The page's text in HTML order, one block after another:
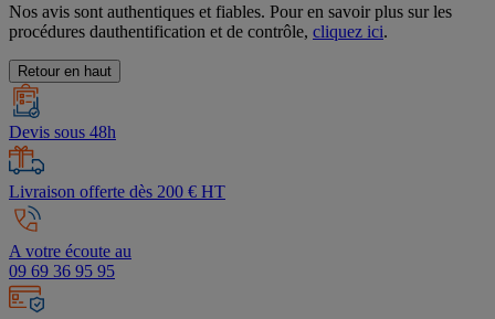
Nos avis sont authentiques et fiables. Pour en savoir plus sur les
procédures dauthentification et de contrôle, cliquez ici.
Retour en haut
Devis sous 48h
Livraison offerte dès 200 € HT
A votre écoute au
09 69 36 95 95